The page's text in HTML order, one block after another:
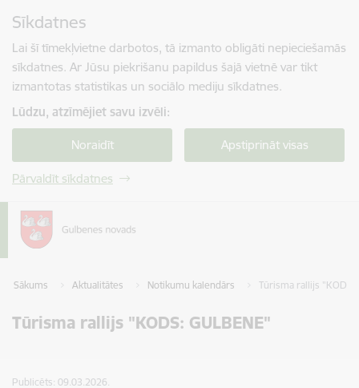
Sīkdatnes
Lai šī tīmekļvietne darbotos, tā izmanto obligāti nepieciešamās
sīkdatnes. Ar Jūsu piekrišanu papildus šajā vietnē var tikt
izmantotas statistikas un sociālo mediju sīkdatnes.
Lūdzu, atzīmējiet savu izvēli:
Noraidīt Apstiprināt visas
Pārvaldīt sīkdatnes
Sākums Aktualitātes Notikumu kalendārs Tūrisma rallijs "KODS:
Tūrisma rallijs "KODS: GULBENE"
Publicēts: 09.03.2026.